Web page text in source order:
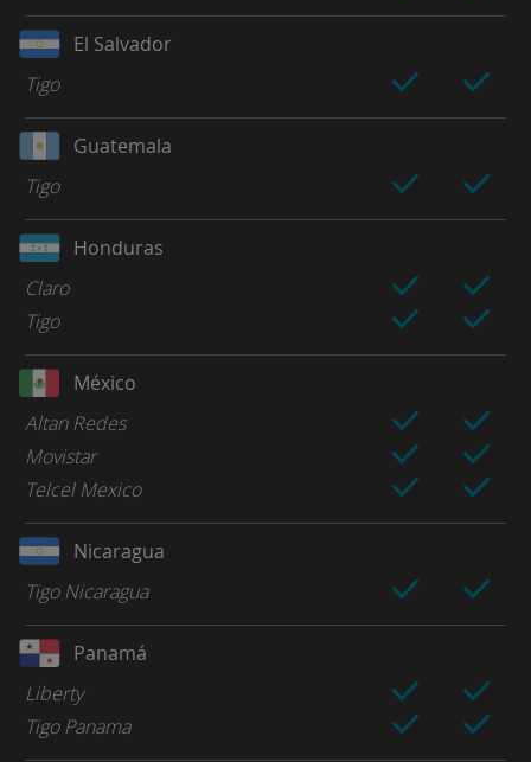
El Salvador
Tigo
Guatemala
Tigo
Honduras
Claro
Tigo
México
Altan Redes
Movistar
Telcel Mexico
Nicaragua
Tigo Nicaragua
Panamá
Liberty
Tigo Panama